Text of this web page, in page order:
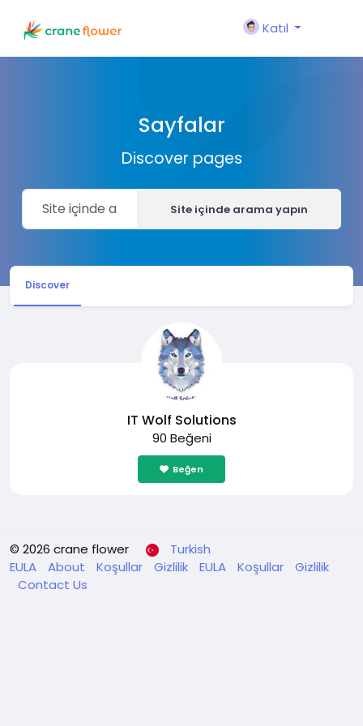
Katıl
Sayfalar
Discover pages
Site içinde arama yapın
Discover
IT Wolf Solutions
90 Beğeni
Beğen
© 2026 crane flower
Turkish
EULA
About Koşullar Gizlilik EULA Koşullar
Gizlilik
Contact Us